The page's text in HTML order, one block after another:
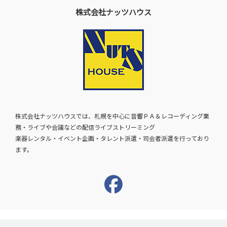
株式会社ナッツハウス
株式会社ナッツハウスでは、札幌を中心に音響ＰＡ＆レコーディング業
務・ライブや会議などの配信ライブストリーミング
楽器レンタル・イベント企画・タレント派遣・司会者派遣を行っており
ます。